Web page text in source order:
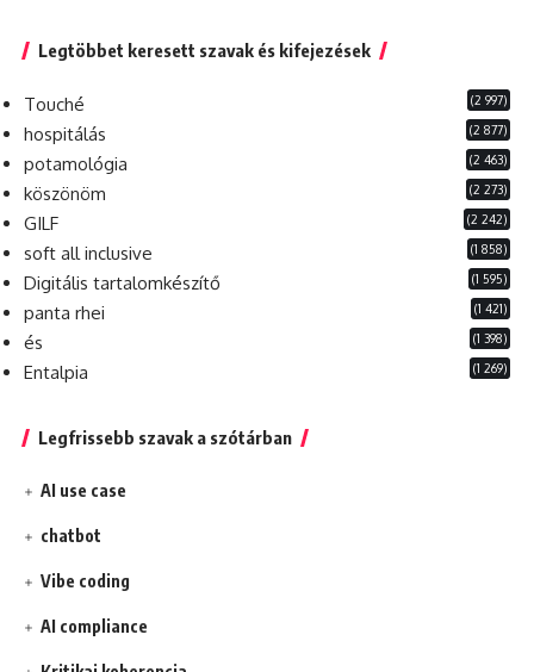
Legtöbbet keresett szavak és kifejezések
Touché (2 997)
hospitálás (2 877)
potamológia (2 463)
köszönöm (2 273)
GILF (2 242)
soft all inclusive (1 858)
Digitális tartalomkészítő (1 595)
panta rhei (1 421)
és (1 398)
Entalpia (1 269)
Legfrissebb szavak a szótárban
AI use case
chatbot
Vibe coding
AI compliance